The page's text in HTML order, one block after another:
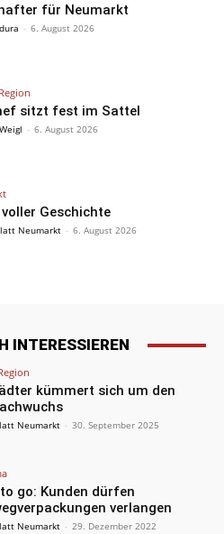
für Neumarkt
- 6. August 2026
sitzt fest im Sattel
- 6. August 2026
Geschichte
Neumarkt - 6. August 2026
INTERESSIEREN
kümmert sich um den
Neumarkt - 30. September 2025
go: Kunden dürfen
verlangen
Neumarkt - 29. Dezember 2022